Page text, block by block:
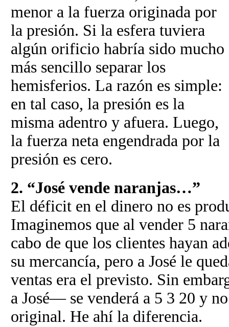
menor a la fuerza originada por
la presión. Si la esfera tuviera
algún orificio habría sido mucho
más sencillo separar los
hemisferios. La razón es simple:
en tal caso, la presión es la
misma adentro y afuera. Luego,
la fuerza neta engendrada por la
presión es cero.
2. “José vende naranjas…”
El déficit en el dinero no es
Imaginemos que al vender 5
cabo de que los clientes hayan
su mercancía, pero a José le
ventas era el previsto. Sin
a José— se venderá a 5 3 20 y
original. He ahí la diferencia.